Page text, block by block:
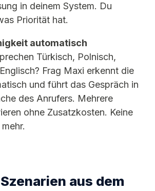
in deinem System. Du
Priorität hat.
automatisch
Türkisch, Polnisch,
Frag Maxi erkennt die
und führt das Gespräch in
des Anrufers. Mehrere
ohne Zusatzkosten. Keine
aus dem